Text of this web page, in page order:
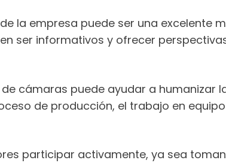
la empresa puede ser una excelente
ser informativos y ofrecer
cámaras puede ayudar a humanizar
de producción, el trabajo en
participar activamente, ya sea